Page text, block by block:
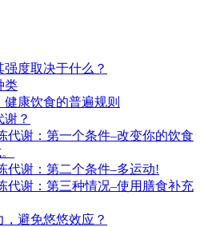
度取决于什么？
类
康饮食的普遍规则
？
代谢：第一个条件–改变你的饮食
代谢：第二个条件–多运动!
代谢：第三种情况–使用膳食补充
避免悠悠效应？